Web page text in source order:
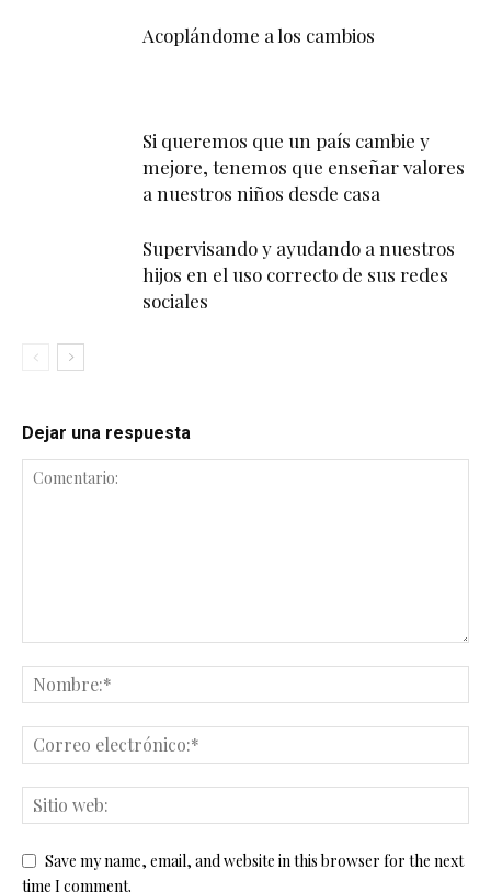
Acoplándome a los cambios
Si queremos que un país cambie y
mejore, tenemos que enseñar valores
a nuestros niños desde casa
Supervisando y ayudando a nuestros
hijos en el uso correcto de sus redes
sociales
Dejar una respuesta
Save my name, email, and website in this browser for the next
time I comment.